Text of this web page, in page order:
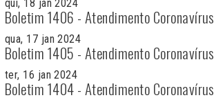
qui, 18 jan 2024
Boletim 1406 - Atendimento Coronavírus
qua, 17 jan 2024
Boletim 1405 - Atendimento Coronavírus
ter, 16 jan 2024
Boletim 1404 - Atendimento Coronavírus